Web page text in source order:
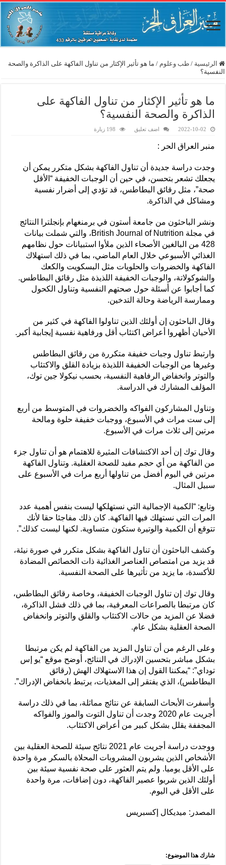
الرئيسية / طب وعلوم / ما هو تأثير الإكثار من تناول الفاكهة على الذاكرة والصحة
النفسية؟
ما هو تأثير الإكثار من تناول الفاكهة على
الذاكرة والصحة النفسية؟
2022-10-02 اضف تعليق 198 زيارة
منبر العراق الحر :
وجدت دراسة جديدة أن تناول الفاكهة بشكل متكرر يمكن أن
يجعلك تشعر بتحسن، في حين أن الوجبات الخفيفة “الأقل
صحة”، مثل رقائق البطاطس، قد تؤدي إلى أضرار نفسية
ومشاكل في الذاكرة.
ونشر الباحثون من جامعة أستون في برمنغهام بإنجلترا النتائج
في مجلة British Journal of Nutrition، والتي شملت بيانات
428 من البالغين الأصحاء الذين ملأوا استبيانات حول نظامهم
الغذائي الأسبوعي خلال العام الماضي، بما في ذلك استهلاك
الفاكهة والخضروات والحلويات مثل البسكويت والكعك
والشوكولاتة، والوجبات الخفيفة اللذيذة مثل رقائق البطاطس.
كما أجابوا عن أسئلة حول صحتهم النفسية وتناول الكحول
وممارسة الرياضة وحالة التدخين.
وقال الباحثون إن أولئك الذين تناولوا الفاكهة في كثير من
الأحيان أظهروا أعراض اكتئاب أقل ورفاهية نفسية إيجابية أكبر.
وارتبط تناول وجبات خفيفة متكررة من رقائق البطاطس
وغيرها من الوجبات الخفيفة اللذيذة بزيادة القلق والاكتئاب
والتوتر وانخفاض الرفاهية النفسية، بحسب نيكولا جين توك،
المؤلف المشارك في الدراسة.
وتناول المشاركون الفواكه والخضروات في المتوسط ​​من أربع
إلى ست مرات في الأسبوع، ووجبات خفيفة حلوة ومالحة
مرتين إلى ثلاث مرات في الأسبوع.
وقال توك إن أحد الاكتشافات المثيرة للاهتمام هو أن تناول جزء
من الفاكهة من أي حجم مفيد للصحة العقلية. وتناول الفاكهة
مرتين في اليوم أفضل من تناولها أربع مرات في الأسبوع على
سبيل المثال.
وتابع: “الكمية الإجمالية التي نستهلكها ليست بنفس أهمية عدد
المرات التي نستهلك فيها الفاكهة. كان ذلك مفاجئا حقا لأنك
تتوقع أن الكمية والوتيرة ستكون متساوية. لكنها ليست كذلك”.
وكشف الباحثون أن تناول الفاكهة بشكل متكرر في صورة نيئة،
قد يزيد من امتصاص العناصر الغذائية ذات الخصائص المضادة
للأكسدة، ما يزيد من تأثيرها على الصحة النفسية.
وقال توك إن تناول الوجبات الخفيفة، وخاصة رقائق البطاطس،
كان مرتبطا بالصراعات المعرفية، بما في ذلك فشل الذاكرة،
فضلا عن المزيد من حالات الاكتئاب والقلق والتوتر وانخفاض
الصحة العقلية بشكل عام.
وعلى الرغم من أن تناول المزيد من الفاكهة لم يكن مرتبطا
بشكل مباشر بتحسين الإدراك في النتائج، أوضح موقع “يو إس
توداي”: “يمكننا القول إن هذا الاستهلاك الهش (رقائق
البطاطس)، الذي يفتقر إلى المغذيات، يرتبط بانخفاض الإدراك”.
وأسفرت الأبحاث السابقة عن نتائج مماثلة، بما في ذلك دراسة
أجريت عام 2020 وجدت أن تناول التوت والموز والفواكه
المجففة يقلل بشكل كبير من أعراض الاكتئاب.
ووجدت دراسة أجريت عام 2021 نتائج سيئة للصحة العقلية بين
الأشخاص الذين يشربون المشروبات المحلاة بالسكر مرة واحدة
على الأقل يوميا. ولم يتم العثور على صحة نفسية سيئة بين
أولئك الذين شربوا عصير الفاكهة، دون إضافات، مرة واحدة
على الأقل في اليوم.
المصدر: ميديكال إكسبريس
شارك هذا الموضوع: